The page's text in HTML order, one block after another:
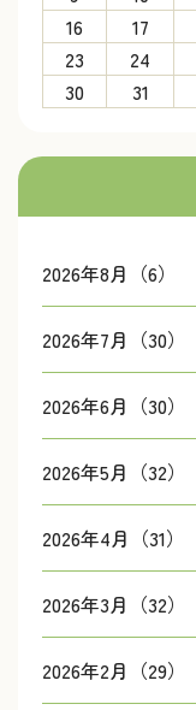
16
17
23
24
30
31
2026年8月（6）
2026年7月（30）
2026年6月（30）
2026年5月（32）
2026年4月（31）
2026年3月（32）
2026年2月（29）